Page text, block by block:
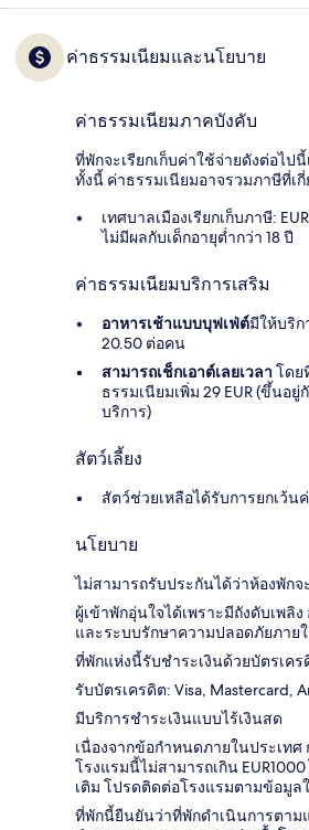
ค่าธรรมเนียมและนโยบาย
ค่าธรรมเนียมภาคบังคับ
ที่พักจะเรียกเก็บค่าใช้จ่ายดังต่อไป
ทั้งนี้ ค่าธรรมเนียมอาจรวมภาษีที่เกี่
เทศบาลเมืองเรียกเก็บภาษี:
ไม่มีผลกับเด็กอายุต่ำกว่า 18 ปี
ค่าธรรมเนียมบริการเสริม
อาหารเช้าแบบบุฟเฟ่ต์มีให้บริก
20.50 ต่อคน
สามารถเช็กเอาต์เลยเวลา โดย
ธรรมเนียมเพิ่ม 29 EUR (ขึ้นอ
บริการ)
สัตว์เลี้ยง
สัตว์ช่วยเหลือได้รับการยกเว้น
นโยบาย
ไม่สามารถรับประกันได้ว่าห้องพักจ
ผู้เข้าพักอุ่นใจได้เพราะมีถังดับเพลิ
และระบบรักษาความปลอดภัยภาย
ที่พักแห่งนี้รับชำระเงินด้วยบัตรเคร
รับบัตรเครดิต: Visa, Mastercard,
มีบริการชำระเงินแบบไร้เงินสด
เนื่องจากข้อกำหนดภายในประเทศ
โรงแรมนี้ไม่สามารถเกิน
เติม โปรดติดต่อโรงแรมตามข้อมูล
ที่พักนี้ยืนยันว่าที่พักดำเนินการตาม